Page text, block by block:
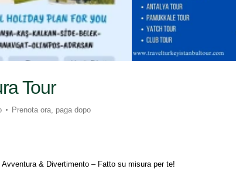
Tour
Prenota ora, paga dopo
& Divertimento – Fatto su misura per te!